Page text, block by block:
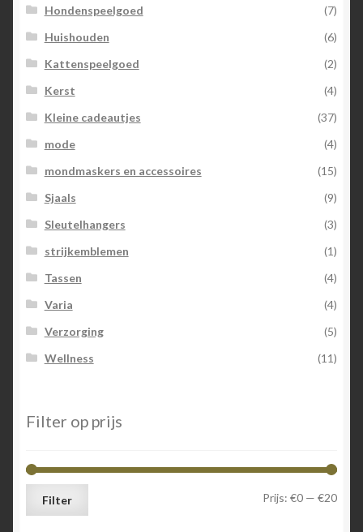
Hondenspeelgoed
(7)
Huishouden
(6)
Kattenspeelgoed
(2)
Kerst
(4)
Kleine cadeautjes
(37)
mode
(4)
mondmaskers en accessoires
(15)
Sjaals
(9)
Sleutelhangers
(3)
strijkemblemen
(1)
Tassen
(4)
Varia
(4)
Verzorging
(5)
Wellness
(11)
Filter op prijs
Min.
Max.
Filter Prijs: €0 — €20